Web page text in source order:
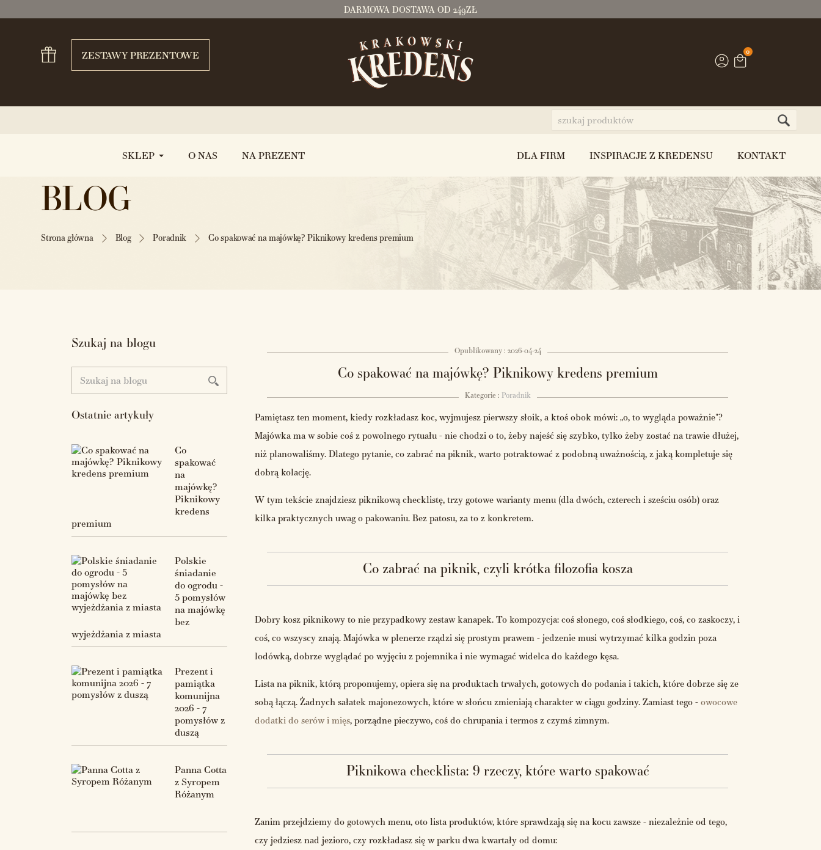
DARMOWA DOSTAWA OD 249ZŁ
ZESTAWY PREZENTOWE 0
SKLEP O NAS NA PREZENT DLA FIRM INSPIRACJE Z KREDENSU KONTAKT
BLOG
Strona główna Blog Poradnik Co spakować na majówkę? Piknikowy kredens premium
Szukaj na blogu
Ostatnie artykuły
Co
spakować
na
majówkę?
Piknikowy
kredens
premium
Polskie
śniadanie
do ogrodu -
5 pomysłów
na majówkę
bez
wyjeżdżania z miasta
Prezent i
pamiątka
komunijna
2026 - 7
pomysłów z
duszą
Panna Cotta
z Syropem
Różanym
Opublikowany : 2026-04-24
Co spakować na majówkę? Piknikowy kredens premium
Kategorie : Poradnik
Pamiętasz ten moment, kiedy rozkładasz koc, wyjmujesz pierwszy słoik, a ktoś obok mówi: „o, to wyglądа poważnie"?
Majówka ma w sobie coś z powolnego rytuału - nie chodzi o to, żeby najeść się szybko, tylko żeby zostać na trawie dłużej,
niż planowaliśmy. Dlatego pytanie, co zabrać na piknik, warto potraktować z podobną uważnością, z jaką kompletuje się
dobrą kolację.
W tym tekście znajdziesz piknikową checklistę, trzy gotowe warianty menu (dla dwóch, czterech i sześciu osób) oraz
kilka praktycznych uwag o pakowaniu. Bez patosu, za to z konkretem.
Co zabrać na piknik, czyli krótka filozofia kosza
Dobry kosz piknikowy to nie przypadkowy zestaw kanapek. To kompozycja: coś słonego, coś słodkiego, coś, co zaskoczy, i
coś, co wszyscy znają. Majówka w plenerze rządzi się prostym prawem - jedzenie musi wytrzymać kilka godzin poza
lodówką, dobrze wyglądać po wyjęciu z pojemnika i nie wymagać widelca do każdego kęsa.
Lista na piknik, którą proponujemy, opiera się na produktach trwałych, gotowych do podania i takich, które dobrze się ze
sobą łączą. Żadnych sałatek majonezowych, które w słońcu zmieniają charakter w ciągu godziny. Zamiast tego - owocowe
dodatki do serów i mięs, porządne pieczywo, coś do chrupania i termos z czymś zimnym.
Piknikowa checklista: 9 rzeczy, które warto spakować
Zanim przejdziemy do gotowych menu, oto lista produktów, które sprawdzają się na kocu zawsze - niezależnie od tego,
czy jedziesz nad jezioro, czy rozkładasz się w parku dwa kwartały od domu: